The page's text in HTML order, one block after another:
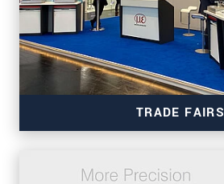
TRADE FAIRS